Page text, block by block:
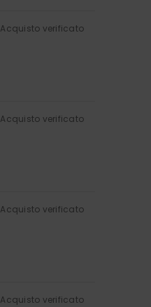
Acquisto verificato
Acquisto verificato
Acquisto verificato
Acquisto verificato